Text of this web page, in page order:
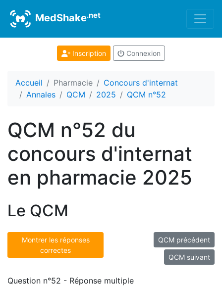
MedShake.net
Inscription Connexion
Accueil Pharmacie
Concours d'internat
Annales
QCM 2025 QCM n°52
QCM n°52 du
concours d'internat
en pharmacie 2025
Le QCM
Montrer les réponses
correctes
QCM précédent
QCM suivant
Question n°52 - Réponse multiple